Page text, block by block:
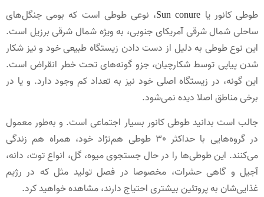
طوطی کانور یا Sun conure، نوعی طوطی است که بومی جنگل‌های
ساحلی شمال شرقی آمریکای جنوبی‌، به ویژه شمال شرقی برزیل است.
این نوع طوطی به دلیل از دست دادن زیستگاه طبیعی خود و نیز شکار
شدن پیاپی توسط شکارچیان، جزو گونه‌های تحت خطر انقراض است.
این گونه، در زیستگاه اصلی خود نیز به تعداد کم وجود دارد. و یا در
برخی مناطق اصلا دیده نمی‌‌شود.
جالب است بدانید طوطی‌ کانور بسیار اجتماعی است. و به‌طور معمول
در گروه‌هایی با حداکثر 30 طوطی هم‌نژاد خود، همراه هم زندگی
می‌کنند. این طوطی‌ها را در حال جستجوی میوه، گل، انواع توت، دانه،
آجیل و گاهی حشرات، مخصوصا در فصل تولید مثل که در رژیم
غذایی‌شان به پروتئین بیشتری احتیاج دارند، مشاهده خواهید کرد.